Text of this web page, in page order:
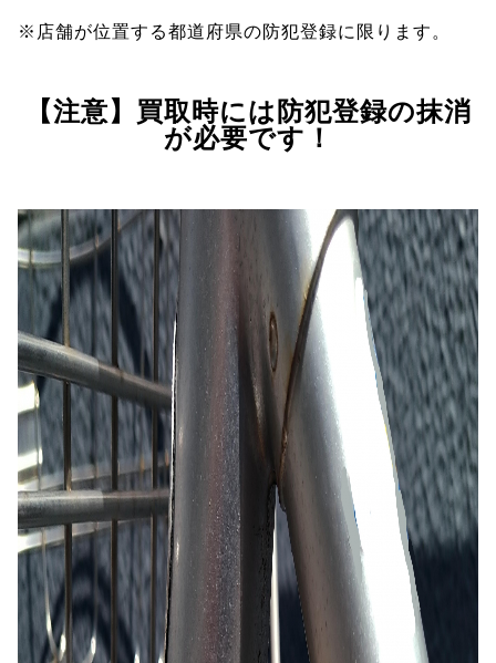
※店舗が位置する都道府県の防犯登録に限ります。
【注意】買取時には防犯登録の抹消
が必要です！